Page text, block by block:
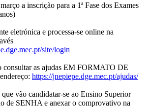
a inscrição para a 1ª Fase dos Exames
eletrónica e processa-se online na
site/login
consultar as ajudas EM FORMATO DE
https://jnepiepe.dge.mec.pt/ajudas/
vão candidatar-se ao Ensino Superior
de SENHA e anexar o comprovativo na